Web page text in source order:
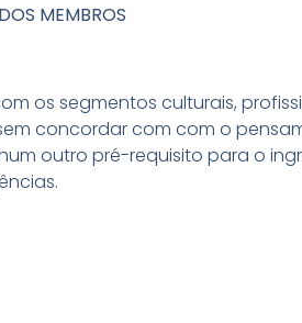
MEMBROS
os segmentos culturais,
concordar com com o
outro pré-requisito para o